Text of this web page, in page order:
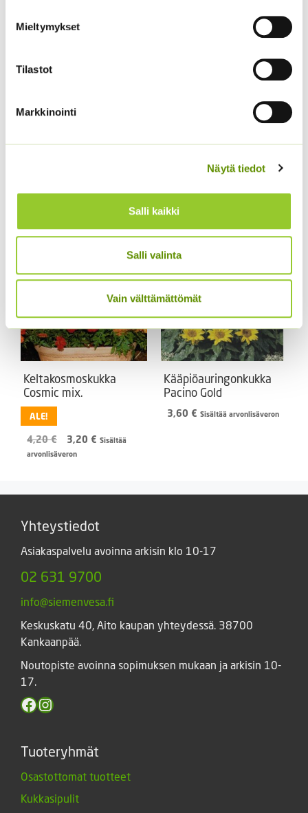
Mieltymykset
Tilastot
Markkinointi
Näytä tiedot
Salli kaikki
Salli valinta
Vain välttämättömät
Sisältää arvonlisäveron
Sperli’s Mix Dreams
Sisältää arvonlisäveron
Kiinanasteri Matador
Keltakosmoskukka
Cosmic mix.
ALE!
4,20€
Alkuperäinen
hinta
3,20 € Nykyinen
Sisältää
arvonlisäveron
Kääpiöauringonkukka
Pacino Gold
3,60 € Sisältää arvonlisäveron
Yhteystiedot
Asiakaspalvelu avoinna arkisin klo 10-17
02 631 9700
info@siemenvesa.fi
Keskuskatu 40, Aito kaupan yhteydessä. 38700
Kankaanpää.
Noutopiste avoinna sopimuksen mukaan ja arkisin 10-
17.
Facebook
Instagram
Tuoteryhmät
Osastottomat tuotteet
Kukkasipulit